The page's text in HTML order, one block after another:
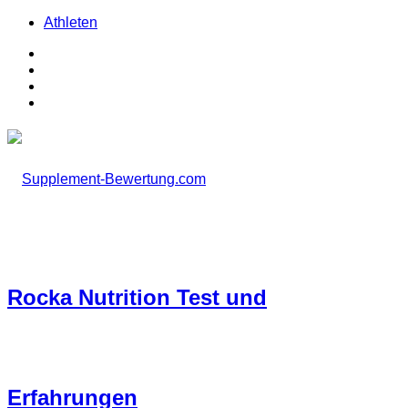
Athleten
Rocka Nutrition Test und
Erfahrungen